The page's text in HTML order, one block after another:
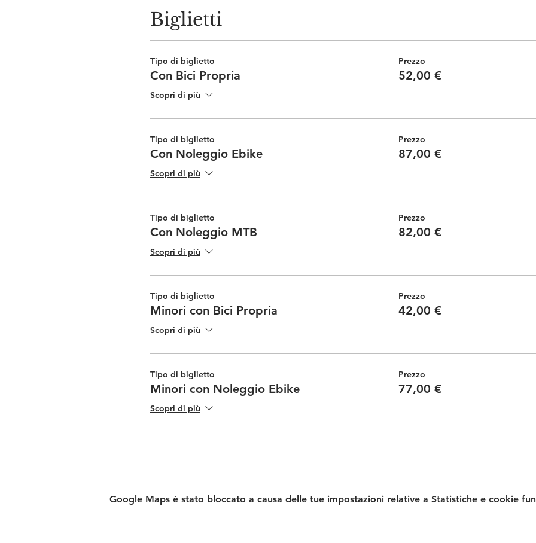
Biglietti
Tipo di biglietto
Con Bici Propria
Scopri di più
Prezzo
52,00 €
Tipo di biglietto
Con Noleggio Ebike
Scopri di più
Prezzo
87,00 €
Tipo di biglietto
Con Noleggio MTB
Scopri di più
Prezzo
82,00 €
Tipo di biglietto
Minori con Bici Propria
Scopri di più
Prezzo
42,00 €
Tipo di biglietto
Minori con Noleggio Ebike
Scopri di più
Prezzo
77,00 €
Google Maps è stato bloccato a causa delle tue impostazioni relative a Statistiche e cookie